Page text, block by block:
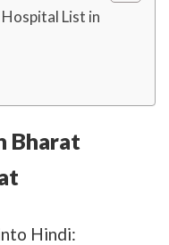
List in
Bharat
Hindi: